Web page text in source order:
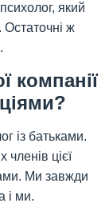
який
Остаточні ж
компанії
із батьками.
цієї
Ми завжди
і ми.